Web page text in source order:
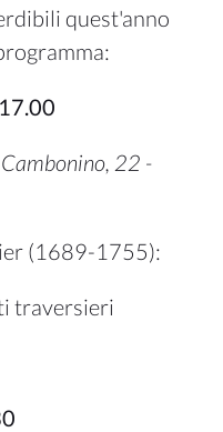
quest'anno
22 -
(1689-1755):
traversieri